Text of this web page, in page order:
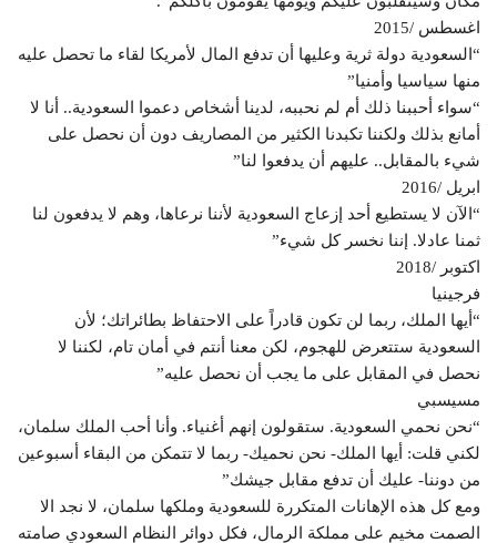
اغسطس /2015
“السعودية دولة ثرية وعليها أن تدفع المال لأمريكا لقاء ما تحصل عليه
منها سياسيا وأمنيا”
“سواء أحببنا ذلك أم لم نحببه، لدينا أشخاص دعموا السعودية.. أنا لا
أمانع بذلك ولكننا تكبدنا الكثير من المصاريف دون أن نحصل على
شيء بالمقابل.. عليهم أن يدفعوا لنا”
ابريل /2016
“الآن لا يستطيع أحد إزعاج السعودية لأننا نرعاها، وهم لا يدفعون لنا
ثمنا عادلا. إننا نخسر كل شيء”
اكتوبر /2018
فرجينيا
“أيها الملك، ربما لن تكون قادراً على الاحتفاظ بطائراتك؛ لأن
السعودية ستتعرض للهجوم، لكن معنا أنتم في أمان تام، لكننا لا
نحصل في المقابل على ما يجب أن نحصل عليه”
مسيسبي
“نحن نحمي السعودية. ستقولون إنهم أغنياء. وأنا أحب الملك سلمان،
لكني قلت: أيها الملك- نحن نحميك- ربما لا تتمكن من البقاء أسبوعين
من دوننا- عليك أن تدفع مقابل جيشك”
ومع كل هذه الإهانات المتكررة للسعودية وملكها سلمان، لا نجد الا
الصمت مخيم على مملكة الرمال، فكل دوائر النظام السعودي صامته